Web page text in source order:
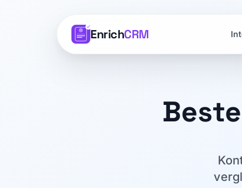
EnrichCRM
Beste